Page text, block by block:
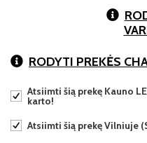
RODYTI PREKĖS
Atsiimti šią prekę Kauno
karto!
Atsiimti šią prekę Vilniuje